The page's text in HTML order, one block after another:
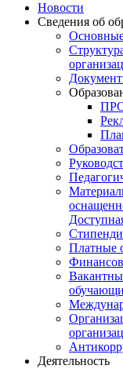
Новости
Сведения об
Платные
Деятельность